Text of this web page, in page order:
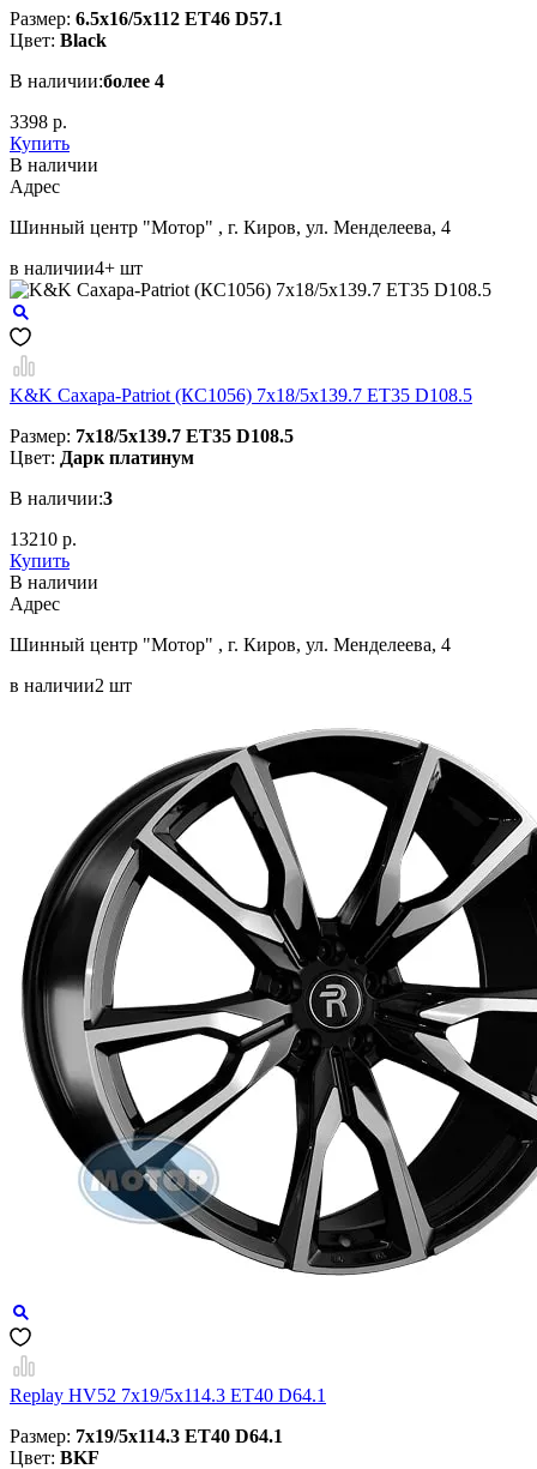
Размер: 6.5x16/5x112 ET46 D57.1
Цвет: Black
В наличии:более 4
3398 р.
Купить
В наличии
Aдрес
Шинный центр "Мотор" , г. Киров, ул. Менделеева, 4
в наличии4+ шт
K&K Сахара-Patriot (КС1056) 7x18/5x139.7 ET35 D108.5
Размер: 7x18/5x139.7 ET35 D108.5
Цвет: Дарк платинум
В наличии:3
13210 р.
Купить
В наличии
Aдрес
Шинный центр "Мотор" , г. Киров, ул. Менделеева, 4
в наличии2 шт
Replay HV52 7x19/5x114.3 ET40 D64.1
Размер: 7x19/5x114.3 ET40 D64.1
Цвет: BKF